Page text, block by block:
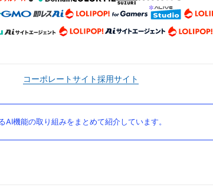
コーポレートサイト採用サイト
機能の取り組みをまとめて紹介しています。